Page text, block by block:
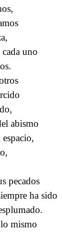
cada uno
abismo
pecados
ha sido
mismo